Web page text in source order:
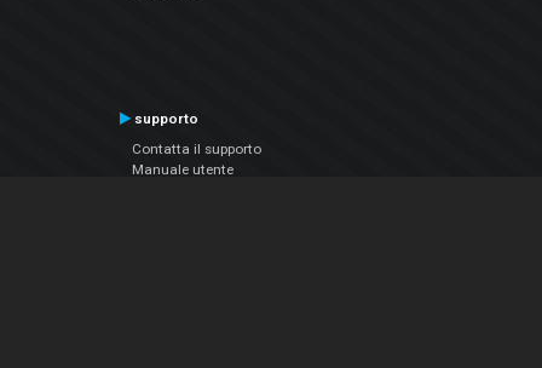
supporto
Contatta il supporto
Manuale utente